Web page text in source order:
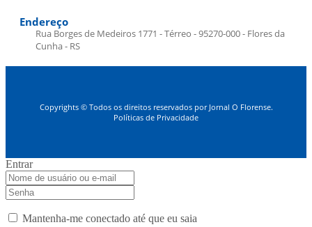
Endereço
Rua Borges de Medeiros 1771 - Térreo - 95270-000 - Flores da
Cunha - RS
Copyrights © Todos os direitos reservados por Jornal O Florense.
Políticas de Privacidade
Entrar
Mantenha-me conectado até que eu saia